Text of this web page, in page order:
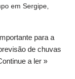
em Sergipe
para a
de chuvas
a ler »